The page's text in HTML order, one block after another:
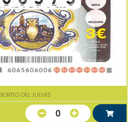
SORTEO DEL JUEVES
0